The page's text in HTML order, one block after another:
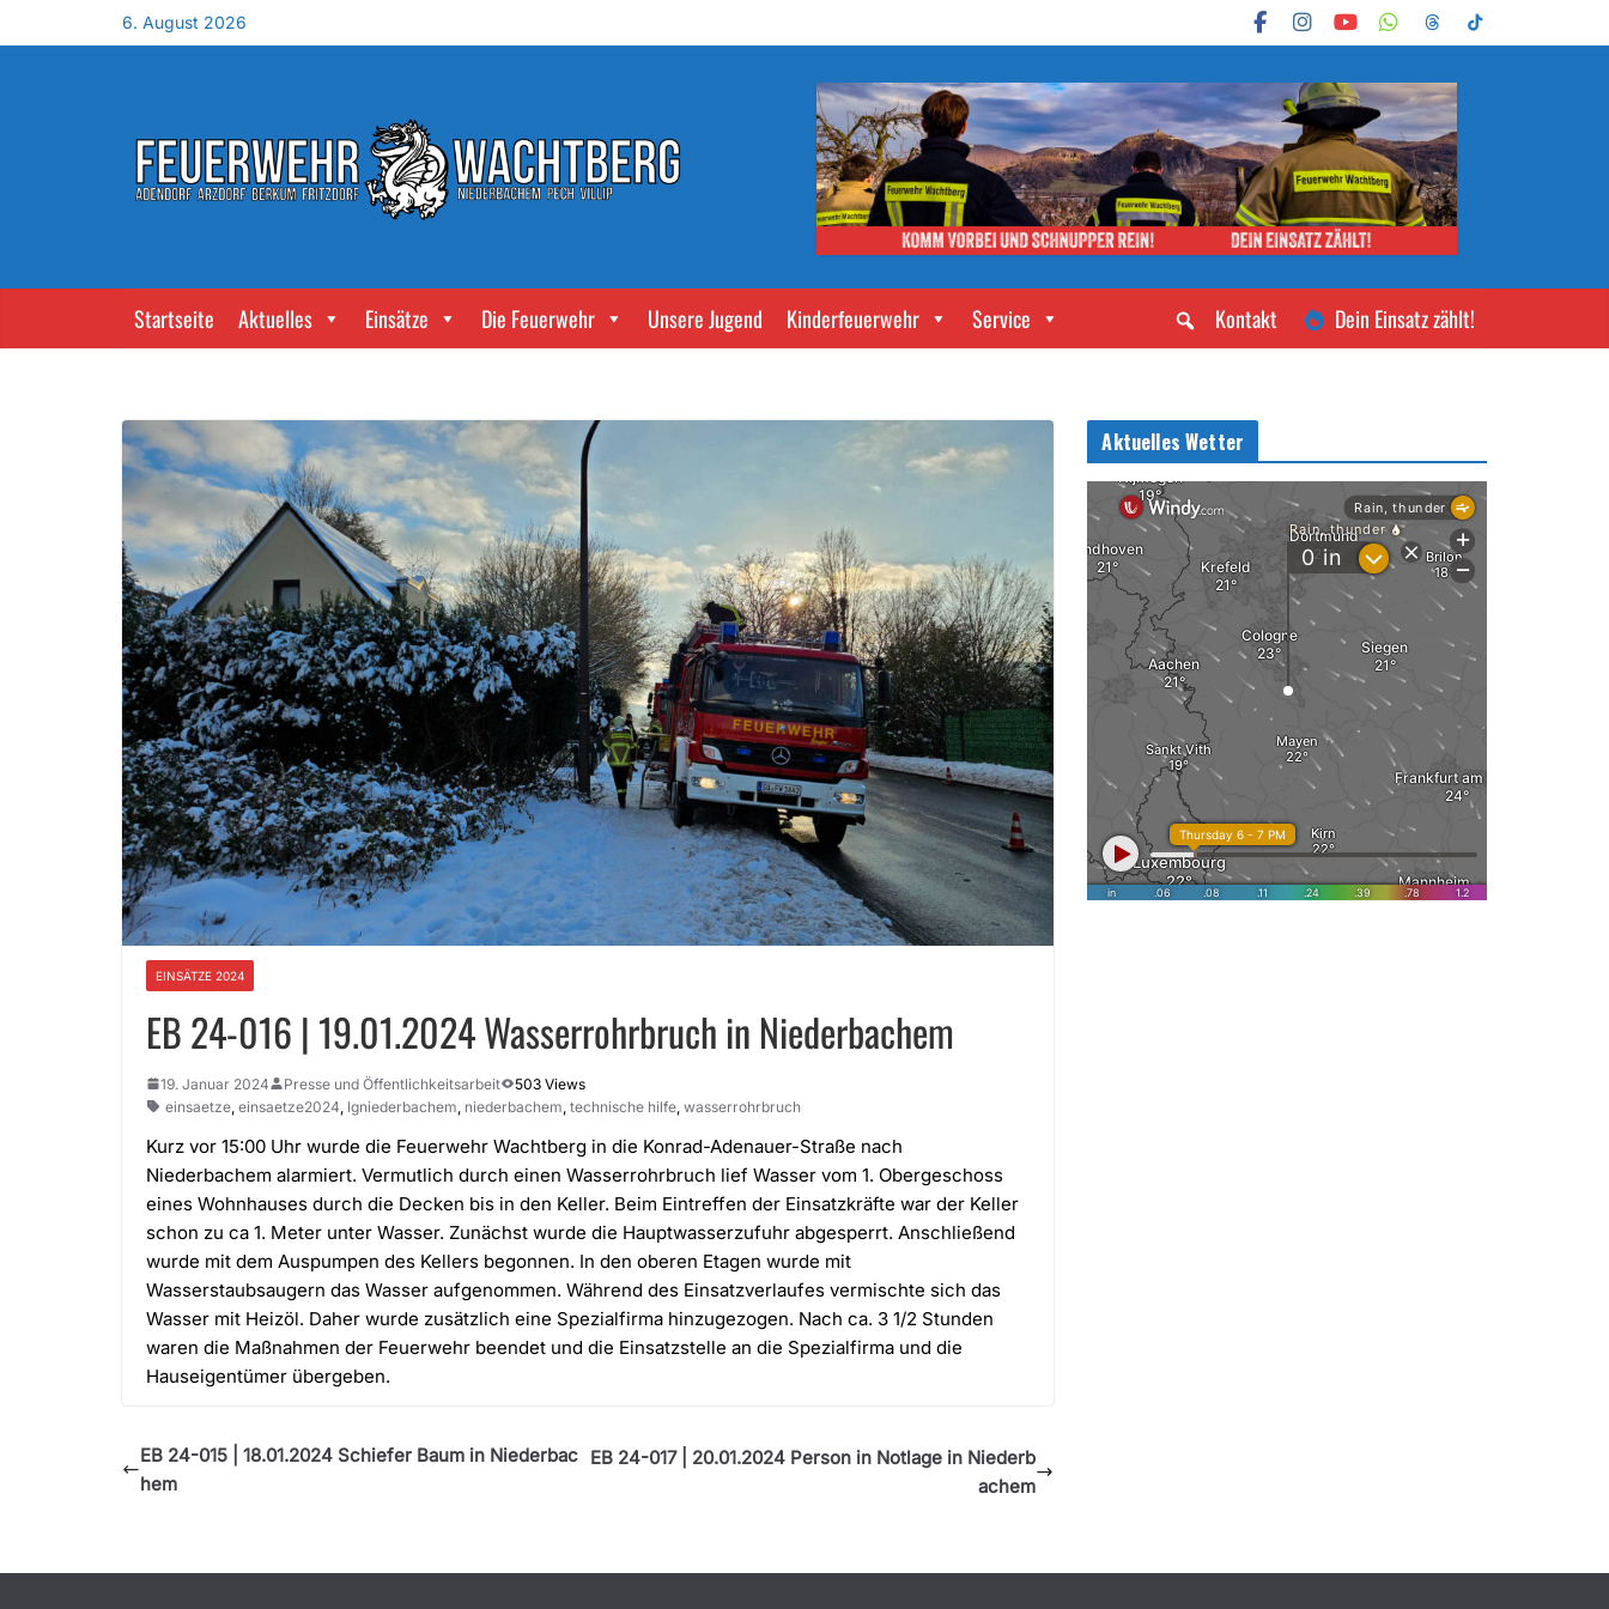
6. August 2026
Startseite Aktuelles Einsätze Die Feuerwehr Unsere Jugend Kinderfeuerwehr Service Dein Einsatz zählt!
Kontakt
EINSÄTZE 2024
EB 24-016 | 19.01.2024 Wasserrohrbruch in Niederbachem
19. Januar 2024 Presse und Öffentlichkeitsarbeit
503 Views
einsaetze einsaetze2024 lgniederbachem niederbachem technische hilfe wasserrohrbruch
Kurz vor 15:00 Uhr wurde die Feuerwehr Wachtberg in die Konrad-Adenauer-Straße nach
Niederbachem alarmiert. Vermutlich durch einen Wasserrohrbruch lief Wasser vom 1. Obergeschoss
eines Wohnhauses durch die Decken bis in den Keller. Beim Eintreffen der Einsatzkräfte war der Keller
schon zu ca 1. Meter unter Wasser. Zunächst wurde die Hauptwasserzufuhr abgesperrt. Anschließend
wurde mit dem Auspumpen des Kellers begonnen. In den oberen Etagen wurde mit
Wasserstaubsaugern das Wasser aufgenommen. Während des Einsatzverlaufes vermischte sich das
Wasser mit Heizöl. Daher wurde zusätzlich eine Spezialfirma hinzugezogen. Nach ca. 3 1/2 Stunden
waren die Maßnahmen der Feuerwehr beendet und die Einsatzstelle an die Spezialfirma und die
Hauseigentümer übergeben.
EB 24-015 | 18.01.2024 Schiefer Baum in Niederbac
hem
EB 24-017 | 20.01.2024 Person in Notlage in Niederb
achem
Aktuelles Wetter